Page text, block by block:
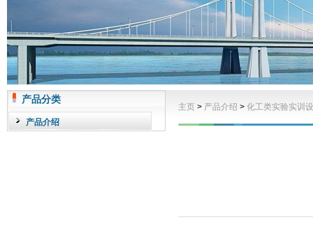
产品分类
产品介绍
主页 > 产品介绍 > 化工类实验实训